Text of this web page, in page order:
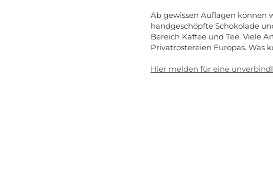
Ab gewissen Auflagen können
handgeschöpfte Schokolade
Bereich Kaffee und Tee. Viele
Privatröstereien Europas. Was
Hier melden für eine